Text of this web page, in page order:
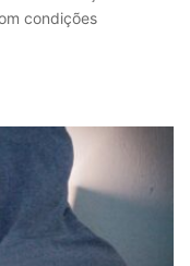
condições